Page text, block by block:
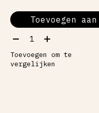
Toevoegen
Aantal:
Toevoegen om te
vergelijken